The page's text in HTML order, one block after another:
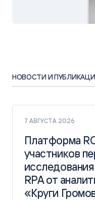
НОВОСТИ И
7 АВГУСТА 2026
Платформа
участников
RPA от
«Круги
Платформа
участников
RPA от
«Круги